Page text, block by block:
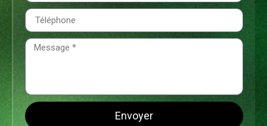
Envoyer